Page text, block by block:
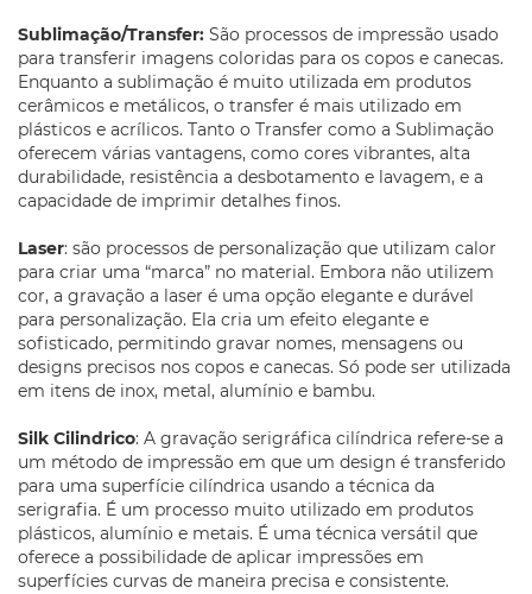
Sublimação/Transfer: São processos de impressão usado
para transferir imagens coloridas para os copos e canecas.
Enquanto a sublimação é muito utilizada em produtos
cerâmicos e metálicos, o transfer é mais utilizado em
plásticos e acrílicos. Tanto o Transfer como a Sublimação
oferecem várias vantagens, como cores vibrantes, alta
durabilidade, resistência a desbotamento e lavagem, e a
capacidade de imprimir detalhes finos.
Laser: são processos de personalização que utilizam calor
para criar uma “marca” no material. Embora não utilizem
cor, a gravação a laser é uma opção elegante e durável
para personalização. Ela cria um efeito elegante e
sofisticado, permitindo gravar nomes, mensagens ou
designs precisos nos copos e canecas. Só pode ser utilizada
em itens de inox, metal, alumínio e bambu.
Silk Cilindrico: A gravação serigráfica cilíndrica refere-se a
um método de impressão em que um design é transferido
para uma superfície cilíndrica usando a técnica da
serigrafia. É um processo muito utilizado em produtos
plásticos, alumínio e metais. É uma técnica versátil que
oferece a possibilidade de aplicar impressões em
superfícies curvas de maneira precisa e consistente.